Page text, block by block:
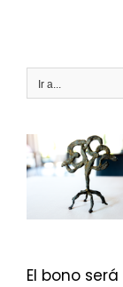
Ir a...
El bono